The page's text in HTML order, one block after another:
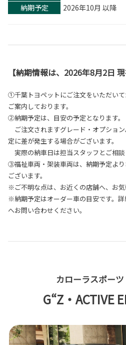
納期予定
2026年10月 以降
【納期情報は、2026年8月2日
①千葉トヨペットにご注文をいただい
ご案内しております。
②納期予定は、目安の予定となります。
ご注文されますグレード・オプショ
定に差が発生する場合がございます。
実際の納車日は担当スタッフとご相談
③福祉車両・架装車両は、納期予定よ
ございます。
※ご不明な点は、お近くの店舗へ、お気
※納期予定はオーダー車の目安です。
へお問い合わせください。
カローラスポー
G“Z・ACTIVE